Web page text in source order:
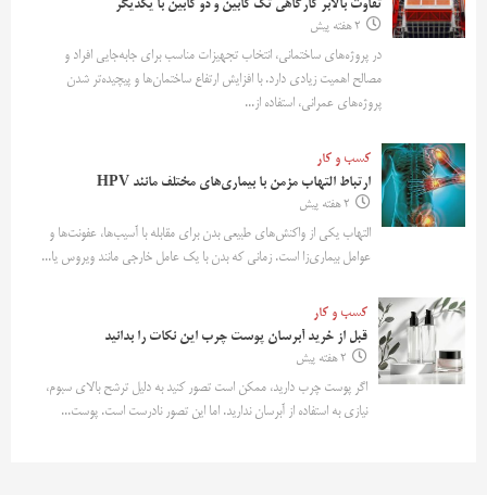
تفاوت بالابر کارگاهی تک کابین و دو کابین با یکدیگر
2 هفته پیش
در پروژه‌های ساختمانی، انتخاب تجهیزات مناسب برای جابه‌جایی افراد و
مصالح اهمیت زیادی دارد. با افزایش ارتفاع ساختمان‌ها و پیچیده‌تر شدن
پروژه‌های عمرانی، استفاده از...
کسب و کار
ارتباط التهاب مزمن با بیماری‌های مختلف مانند HPV
2 هفته پیش
التهاب یکی از واکنش‌های طبیعی بدن برای مقابله با آسیب‌ها، عفونت‌ها و
عوامل بیماری‌زا است. زمانی که بدن با یک عامل خارجی مانند ویروس یا...
کسب و کار
قبل از خرید آبرسان پوست چرب این نکات را بدانید
2 هفته پیش
اگر پوست چرب دارید، ممکن است تصور کنید به دلیل ترشح بالای سبوم،
نیازی به استفاده از آبرسان ندارید. اما این تصور نادرست است. پوست...